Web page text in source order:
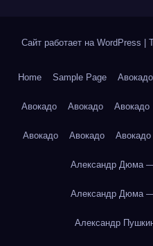
Сайт работает на WordPress
Home Sample Page Авокадо
Авокадо Авокадо Авокадо
Авокадо Авокадо Авокадо
Александр Дюма
Александр Дюма
Александр